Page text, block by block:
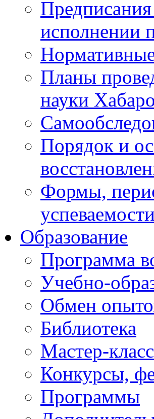
исполнении
Планы
науки
Порядок и
Формы,
Образование
Программа
Учебно-
Обмен
Библиотека
Мастер-
Конкурсы,
Программы